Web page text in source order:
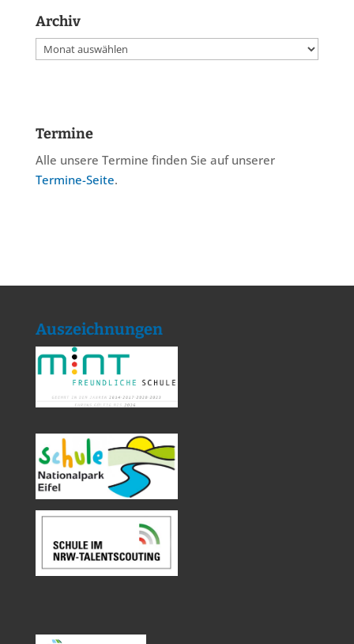
Archiv
Archiv
Termine
Alle unsere Termine finden Sie auf unserer
Termine-Seite.
Auszeichnungen